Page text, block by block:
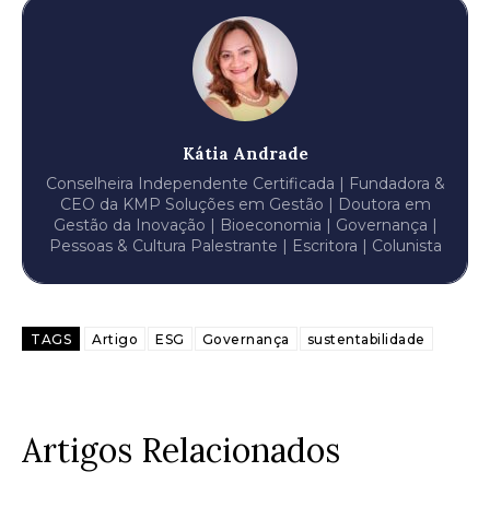
Kátia Andrade
Conselheira Independente Certificada | Fundadora &
CEO da KMP Soluções em Gestão | Doutora em
Gestão da Inovação | Bioeconomia | Governança |
Pessoas & Cultura Palestrante | Escritora | Colunista
TAGS Artigo ESG Governança sustentabilidade
Artigos Relacionados